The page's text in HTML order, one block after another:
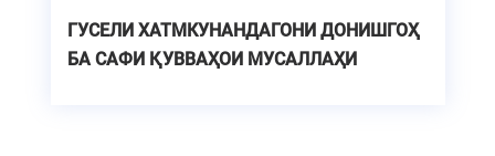
ГУСЕЛИ ХАТМКУНАНДАГОНИ ДОНИШГОҲ
БА САФИ ҚУВВАҲОИ МУСАЛЛАҲИ